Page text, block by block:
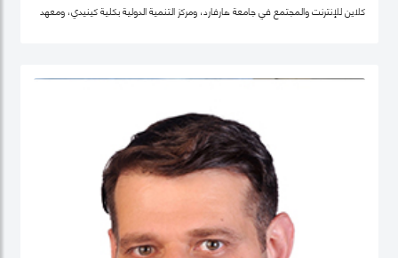
كلاين للإنترنت والمجتمع في جامعة هارفارد، ومركز التنمية الدولية بكلية كينيدي، ومعهد
مجال الذكاء الاصطناعي، بما في ذلك Nexus FrontierTech، ومؤسسة AI Native ،